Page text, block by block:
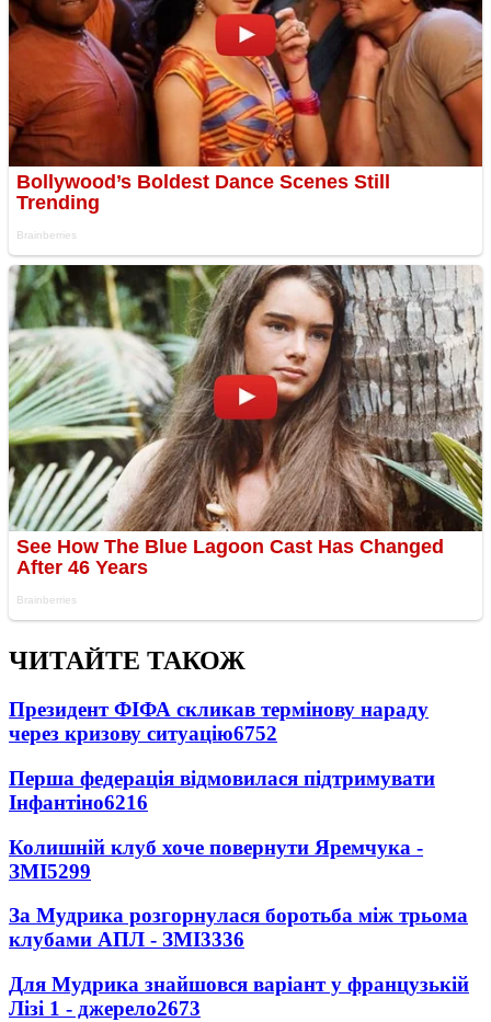
ЧИТАЙТЕ ТАКОЖ
Президент ФІФА скликав термінову нараду
через кризову ситуацію6752
Перша федерація відмовилася підтримувати
Інфантіно6216
Колишній клуб хоче повернути Яремчука -
ЗМІ5299
За Мудрика розгорнулася боротьба між трьома
клубами АПЛ - ЗМІ3336
Для Мудрика знайшовся варіант у французькій
Лізі 1 - джерело2673